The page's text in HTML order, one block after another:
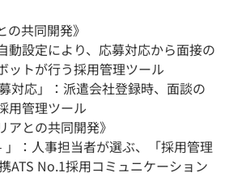
の共同開発》
動設定により、応募対応から面接の
ットが行う採用管理ツール
対応」：派遣会社登録時、面談の
用管理ツール
アとの共同開発》
」：人事担当者が選ぶ、「採用管理
ATS No.1採用コミュニケーション